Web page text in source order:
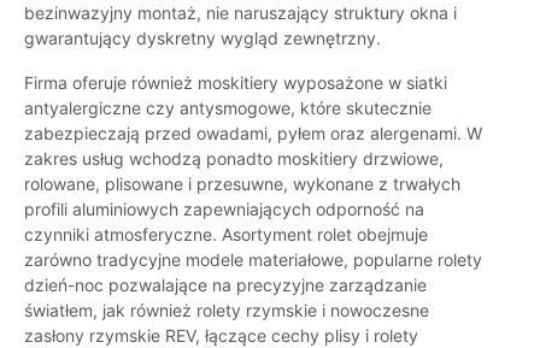
bezinwazyjny montaż, nie naruszający struktury okna i
gwarantujący dyskretny wygląd zewnętrzny.
Firma oferuje również moskitiery wyposażone w siatki
antyalergiczne czy antysmogowe, które skutecznie
zabezpieczają przed owadami, pyłem oraz alergenami. W
zakres usług wchodzą ponadto moskitiery drzwiowe,
rolowane, plisowane i przesuwne, wykonane z trwałych
profili aluminiowych zapewniających odporność na
czynniki atmosferyczne. Asortyment rolet obejmuje
zarówno tradycyjne modele materiałowe, popularne rolety
dzień-noc pozwalające na precyzyjne zarządzanie
światłem, jak również rolety rzymskie i nowoczesne
zasłony rzymskie REV, łączące cechy plisy i rolety